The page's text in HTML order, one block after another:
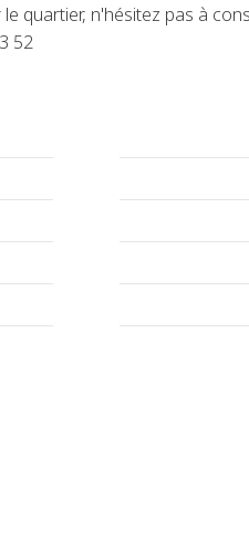
quartier, n'hésitez pas à
52